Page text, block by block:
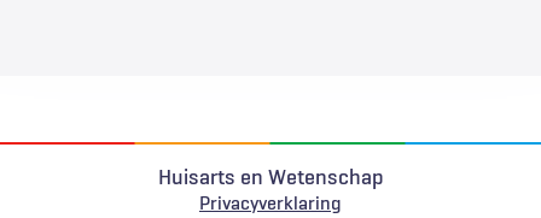
Huisarts en Wetenschap
Privacyverklaring